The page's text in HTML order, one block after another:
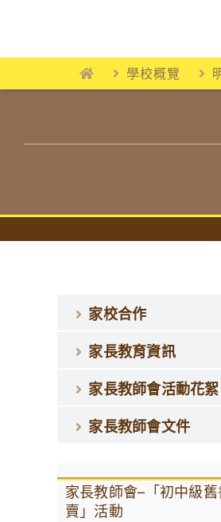
content
學校概覽
家校合作
家長教育資訊
家長教師會活動花絮
家長教師會文件
家長教師會–「初中級舊
賣」活動